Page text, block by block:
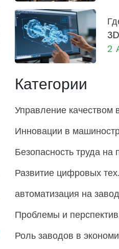
до
2
Категории
автоматизация на